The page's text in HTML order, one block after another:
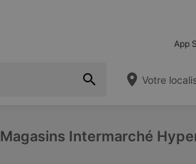
App
Votre
Magasins Intermarché